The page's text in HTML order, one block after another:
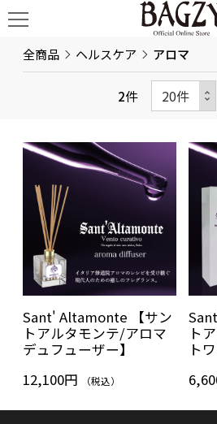
全商品 ヘルスケア アロマ
2件
Sant' Altamonte 【サン
トアルタモンテ/アロマ
デュフューザー】
12,100円
（税込）
ト
ト